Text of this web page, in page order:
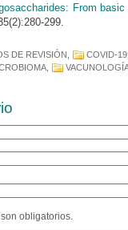
From
299.
DE REVISIÓN COVID-19,
,
obligatorios.